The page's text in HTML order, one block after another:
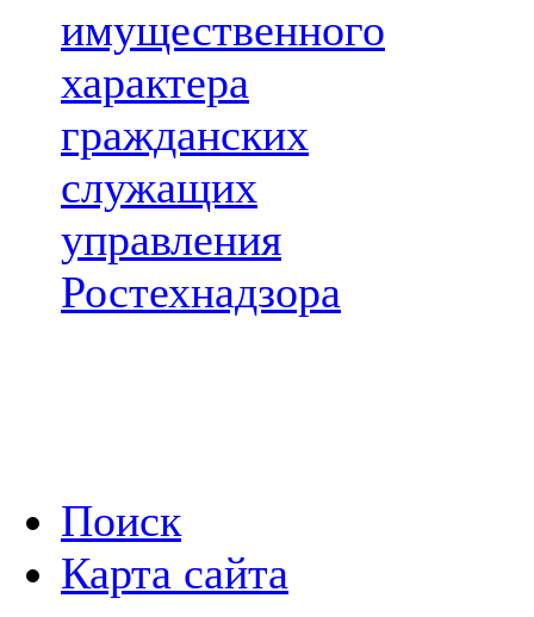
имущественного
характера
гражданских
служащих
управления
Ростехнадзора
Поиск
Карта сайта